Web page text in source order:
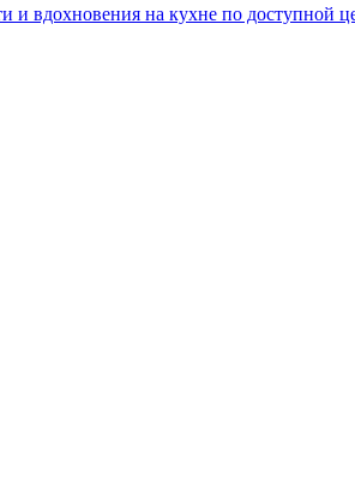
вдохновения на кухне по доступной